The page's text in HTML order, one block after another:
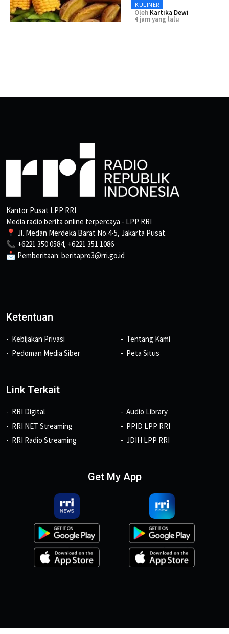
KULINER
Oleh Kartika Dewi
4 jam yang lalu
Kantor Pusat LPP RRI
Media radio berita online terpercaya - LPP RRI
📍 Jl. Medan Merdeka Barat No.4-5, Jakarta Pusat.
📞 +6221 350 0584, +6221 351 1086
📩 Pemberitaan: beritapro3@rri.go.id
Ketentuan
Kebijakan Privasi
Pedoman Media Siber
Tentang Kami
Peta Situs
Link Terkait
RRI Digital
RRI NET Streaming
RRI Radio Streaming
Audio Library
PPID LPP RRI
JDIH LPP RRI
Get My App